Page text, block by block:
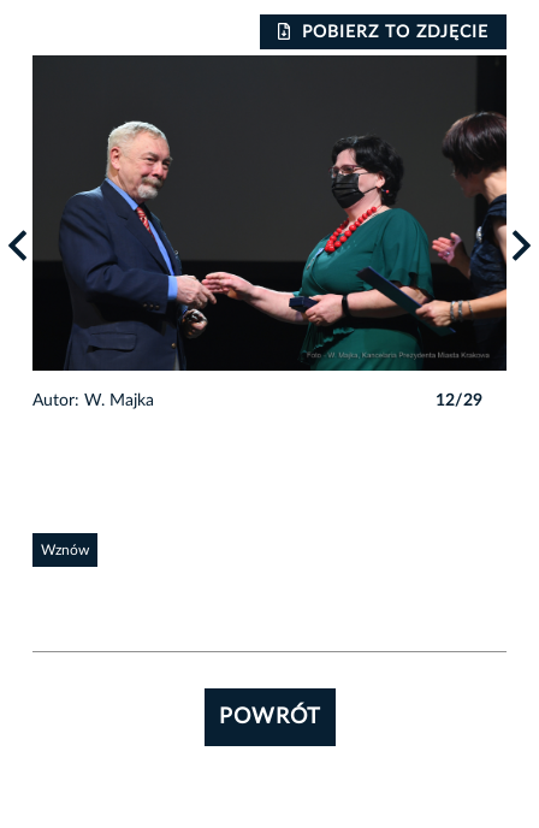
POBIERZ TO ZDJĘCIE
Autor: W. Majka 12/29
Wznów
POWRÓT